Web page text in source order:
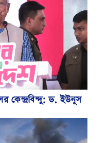
কেন্দ্রবিন্দু: ড. ইউনূস